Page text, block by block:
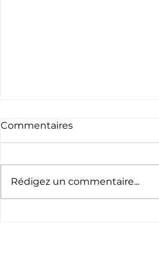
Commentaires
Rédigez un commentaire...